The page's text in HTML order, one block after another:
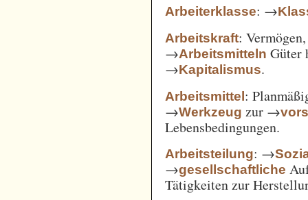
Arbeiterklasse: →
Arbeitskraft:
→Arbeitsmitteln Güter
→Kapitalismus.
Arbeitsmittel:
→Werkzeug zur →
Lebensbedingungen.
Arbeitsteilung: →
→gesellschaftliche
Tätigkeiten zur